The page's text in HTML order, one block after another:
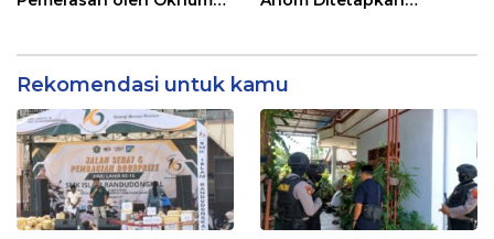
Rekomendasi untuk kamu